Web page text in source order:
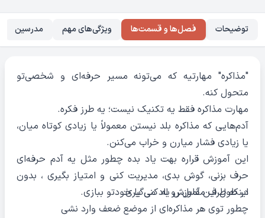
توضیحات فصل‌ها و قسمت‌ها ویژگی‌های مهم مدرسین
"مذاکره" مهارتیه که می‌تونه مسیر حرفه‌ای و شخصی‌تو
متحول کنه.
مهارت مذاکره فقط یه تکنیک نیست؛ یه طرز فکره.
آدم‌هایی که مذاکره بلد نیستن معمولاً یا زیادی کوتاه میان،
یا زیادی فشار میارن و خراب می‌کنن.
این آموزش قراره بهت یاد بده چطور مثل یه آدم حرفه‌ای
حرف بزنی، گوش بدی، مدیریت کنی و امتیاز بگیری ، بدون
اینکه طرف مقابل رو له کنی یا خودتو ببازی.
در طول این آموزش یاد می‌گیری:
چطور توی هر مذاکره‌ای از موضع ضعف وارد نشی